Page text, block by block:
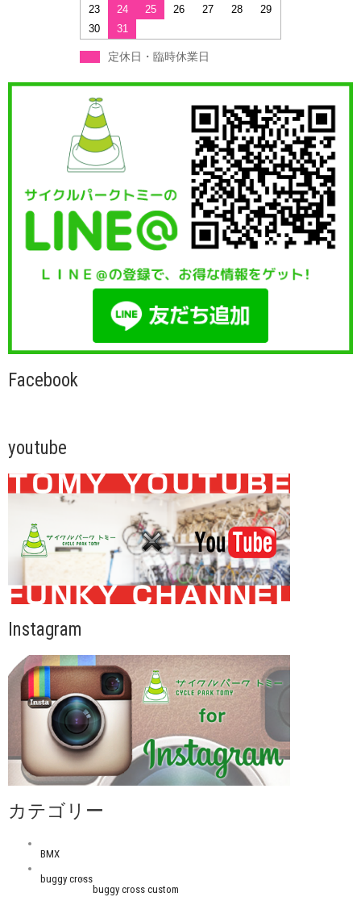
23
24 25 26 27 28
29
30
31
定休日・臨時休業日
Facebook
youtube
Instagram
カテゴリー
BMX
buggy cross
buggy cross custom